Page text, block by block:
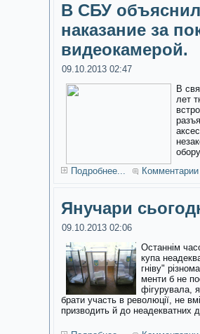
В СБУ
наказание за
видеокамерой.
09.10.2013 02:47
В
лет
Подробнее...
Янучари
09.10.2013 02:06
Останнім
купа
гніву"
менти б не
фігурувала,
брати участь в революції, не
призводить й до неадекватних